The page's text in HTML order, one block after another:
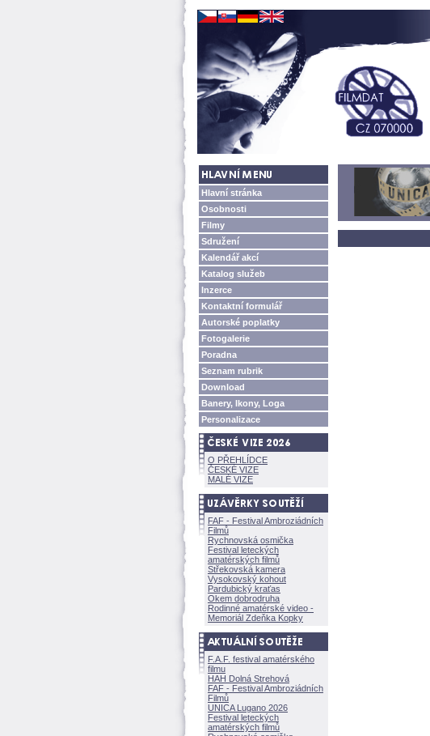
Hlavní stránka
Osobnosti
Filmy
Sdružení
Kalendář akcí
Katalog služeb
Inzerce
Kontaktní formulář
Autorské poplatky
Fotogalerie
Poradna
Seznam rubrik
Download
Banery, Ikony, Loga
Personalizace
O PŘEHLÍDCE
ČESKÉ VIZE
MALÉ VIZE
FAF - Festival Ambroziádních
Filmů
Rychnovská osmička
Festival leteckých
amatérských filmů
Střekovská kamera
Vysokovský kohout
Pardubický kraťas
Okem dobrodruha
Rodinné amatérské video -
Memoriál Zdeňka Kopky
F.A.F. festival amatérského
filmu
HAH Dolná Strehov
FAF - Festival Ambroziádních
Filmů
UNICA Lugano 2026
Festival leteckých
amatérských filmů